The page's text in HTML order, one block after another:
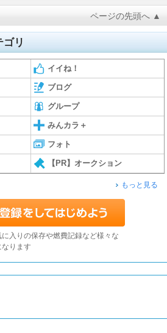
ページの先頭へ ▲
リ
イイね！
ブログ
グループ
みんカラ＋
フォト
【PR】オークション
もっと見る
入りの保存や燃費記録など様々な
ります